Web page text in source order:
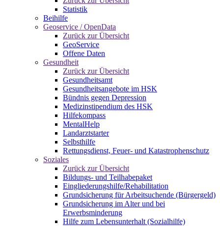
Statistik
Beihilfe
Geoservice / OpenData
Zurück zur Übersicht
GeoService
Offene Daten
Gesundheit
Zurück zur Übersicht
Gesundheitsamt
Gesundheitsangebote im HSK
Bündnis gegen Depression
Medizinstipendium des HSK
Hilfekompass
MentalHelp
Landarztstarter
Selbsthilfe
Rettungsdienst, Feuer- und Katastrophenschutz
Soziales
Zurück zur Übersicht
Bildungs- und Teilhabepaket
Eingliederungshilfe/Rehabilitation
Grundsicherung für Arbeitsuchende (Bürgergeld)
Grundsicherung im Alter und bei
Erwerbsminderung
Hilfe zum Lebensunterhalt (Sozialhilfe)